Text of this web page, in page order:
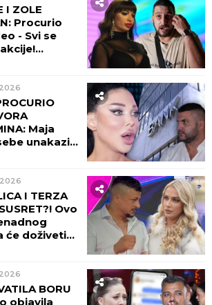
I ZOLE
Procurio
- Svi se
Maja
unakazila
I TERZA
Ovo
će doživeti
BORU
objavila